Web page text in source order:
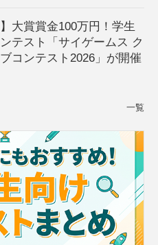
】大賞賞金100万円！学生
テスト「サイゲームス ク
コンテスト2026」が開催
一覧